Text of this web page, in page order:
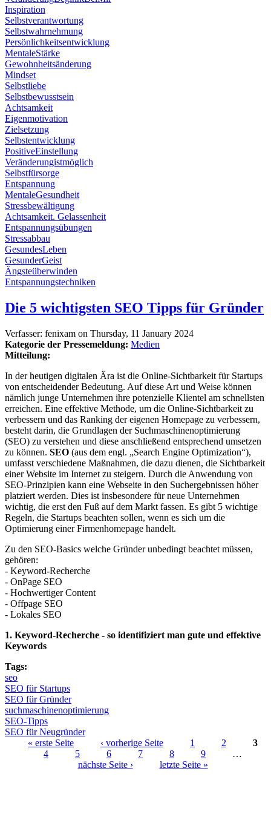
Inspiration
Selbstverantwortung
Selbstwahrnehmung
Persönlichkeitsentwicklung
MentaleStärke
Gewohnheitsänderung
Mindset
Selbstliebe
Selbstbewusstsein
Achtsamkeit
Eigenmotivation
Zielsetzung
Selbstentwicklung
PositiveEinstellung
Veränderungistmöglich
Selbstfürsorge
Entspannung
MentaleGesundheit
Stressbewältigung
Achtsamkeit. Gelassenheit
Entspannungsübungen
Stressabbau
GesundesLeben
GesunderGeist
Ängsteüberwinden
Entspannungstechniken
Die 5 wichtigsten SEO Tipps für Gründer
Verfasser: fenixam on Thursday, 11 January 2024
Kategorie der Pressemeldung: Medien
Mitteilung:
In der heutigen digitalen Ära ist die Online-Sichtbarkeit für Startups
von entscheidender Bedeutung. Auf diese Art und Weise können
nämlich junge Unternehmen ihre potenzielle Klientel am schnellsten
erreichen. Eine effektive Methode, um die Online-Sichtbarkeit zu
verbessern und das Ranking der eigenen Homepage zu verbessern,
besteht darin, die Grundlagen der Suchmaschinenoptimierung
(SEO) zu verstehen und diese anschließend entsprechend umsetzen
zu können. SEO (aus dem engl. „Search Engine Optimization“),
umfasst verschiedene Maßnahmen, die dazu dienen, die Sichtbarkeit
einer Website im Internet zu steigern. Durch die Anwendung von
SEO-Prinzipien kann eine Webseite in den Suchergebnissen höher
platziert werden. Dies ist insbesondere für neue Unternehmen
wichtig, die erst den Fuß auf dem Markt fassen. Es gibt 5 wichtige
Regeln, die Startups beachten sollen, wenn es sich um die
Optimierung einer Firmenhomepage handelt.
Zu den SEO-Basics welche Gründer unbedingt beachtet müssen,
gehören:
- Keyword-Recherche
- OnPage SEO
- Hochwertiger Content
- Offpage SEO
- Lokales SEO
1. Keyword-Recherche - so identifiziert man gute und effektive
Keywords
Tags:
seo
SEO für Startups
SEO für Gründer
suchmaschinenoptimierung
SEO-Tipps
SEO für Neugründer
« erste Seite ‹ vorherige Seite 1 2
3
4
5 6 7 8 9
…
nächste Seite ›
letzte Seite »